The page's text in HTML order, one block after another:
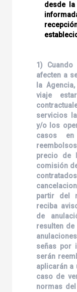
desde
1)
afecten a
la
viaje
servicios
y/o los
casos
precio de
comisión
partir del
reciba
de
resulten
señas por
serán
aplicarán a
caso de
normas